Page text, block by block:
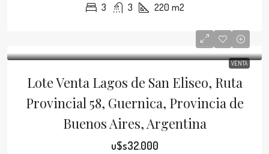
3 3 220 m2
VENTA
Lote Venta Lagos de San Eliseo, Ruta
Provincial 58, Guernica, Provincia de
Buenos Aires, Argentina
u$s32.000